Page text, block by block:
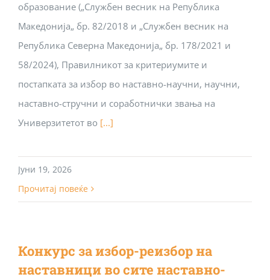
образование („Службен весник на Република
Македонија„ бр. 82/2018 и „Службен весник на
Република Северна Македонија„ бр. 178/2021 и
58/2024), Правилникот за критериумите и
постапката за избор во наставно-научни, научни,
наставно-стручни и соработнички звања на
Универзитетот во [...]
Јуни 19, 2026
Прочитај повеќе
Конкурс за избор-реизбор на
наставници во сите наставно-